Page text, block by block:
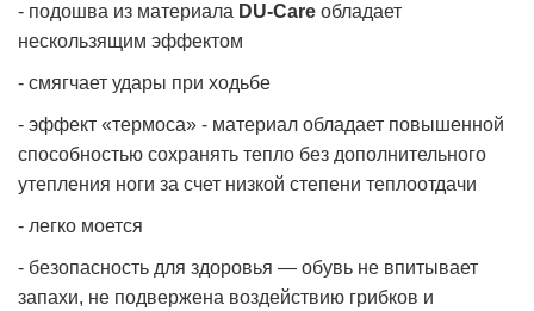
- подошва из материала DU-Care обладает
нескользящим эффектом
- смягчает удары при ходьбе
- эффект «термоса» - материал обладает повышенной
способностью сохранять тепло без дополнительного
утепления ноги за счет низкой степени теплоотдачи
- легко моется
- безопасность для здоровья — обувь не впитывает
запахи, не подвержена воздействию грибков и